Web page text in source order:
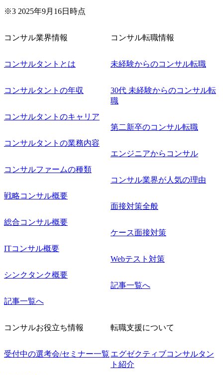
く可能性がございます。 このたび、ファーム経験者の方を
できる機会ですので、ぜひご参加ください。 当日はXspear
名参加する予定です！ ●費用 : 無料 虎ノ門ヒルズ付近 ※詳
している方
※3 2025年9月16日時点
コンサル業界情報
コンサルタントとは
コンサルタントの年収
コンサルタントのキャリア
コンサルタントの業務内容
コンサルファームの種類
戦略コンサル概要
総合コンサル概要
ITコンサル概要
シンクタンク概要
記事一覧へ
コンサル転職情報
未経験からのコンサル転職
30代 未経験からのコンサル転
職
第二新卒のコンサル転職
エンジニアからコンサル
コンサル業界が人気の理由
面接対策全般
ケース面接対策
Webテスト対策
記事一覧へ
コンサルお役立ち情報
受付中の選考会/セミナー一覧
転職支援について
エグゼクティブコンサルタン
ト紹介